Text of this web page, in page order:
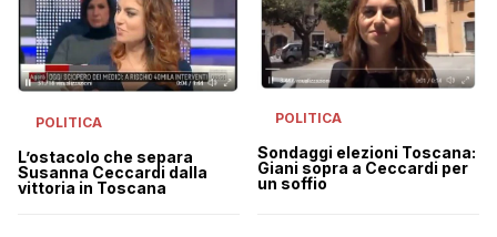
POLITICA
L’ostacolo che separa
Susanna Ceccardi dalla
vittoria in Toscana
POLITICA
Sondaggi elezioni Toscana:
Giani sopra a Ceccardi per
un soffio